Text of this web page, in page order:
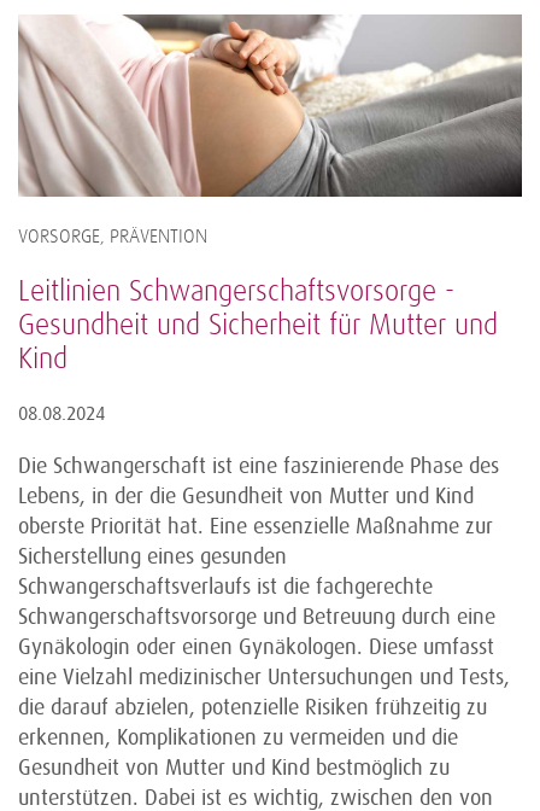
VORSORGE, PRÄVENTION
Leitlinien Schwangerschaftsvorsorge -
Gesundheit und Sicherheit für Mutter und
Kind
08.08.2024
Die Schwangerschaft ist eine faszinierende Phase des
Lebens, in der die Gesundheit von Mutter und Kind
oberste Priorität hat. Eine essenzielle Maßnahme zur
Sicherstellung eines gesunden
Schwangerschaftsverlaufs ist die fachgerechte
Schwangerschaftsvorsorge und Betreuung durch eine
Gynäkologin oder einen Gynäkologen. Diese umfasst
eine Vielzahl medizinischer Untersuchungen und Tests,
die darauf abzielen, potenzielle Risiken frühzeitig zu
erkennen, Komplikationen zu vermeiden und die
Gesundheit von Mutter und Kind bestmöglich zu
unterstützen. Dabei ist es wichtig, zwischen den von